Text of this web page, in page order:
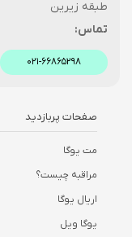
طبقه زیرین
تماس:
۰۲۱-۶۶۸۶۵۲۹۸
صفحات پربازدید
مت یوگا
مراقبه چیست؟
اریال یوگا
یوگا ویل